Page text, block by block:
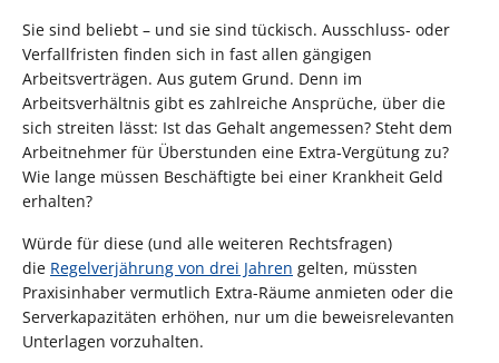
Sie sind beliebt – und sie sind tückisch. Ausschluss- oder
Verfallfristen finden sich in fast allen gängigen
Arbeitsverträgen. Aus gutem Grund. Denn im
Arbeitsverhältnis gibt es zahlreiche Ansprüche, über die
sich streiten lässt: Ist das Gehalt angemessen? Steht dem
Arbeitnehmer für Überstunden eine Extra-Vergütung zu?
Wie lange müssen Beschäftigte bei einer Krankheit Geld
erhalten?
Würde für diese (und alle weiteren Rechtsfragen)
die Regelverjährung von drei Jahren gelten, müssten
Praxisinhaber vermutlich Extra-Räume anmieten oder die
Serverkapazitäten erhöhen, nur um die beweisrelevanten
Unterlagen vorzuhalten.